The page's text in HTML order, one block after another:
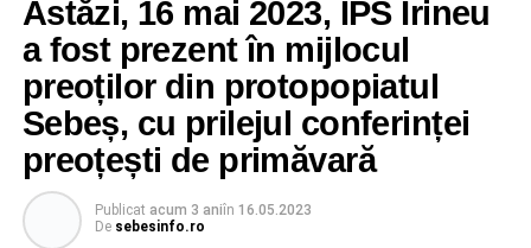
Astăzi, 16 mai 2023, ÎPS Irineu
a fost prezent în mijlocul
preoților din protopopiatul
Sebeș, cu prilejul conferinței
preoțești de primăvară
Publicat acum 3 aniîn 16.05.2023
De sebesinfo.ro